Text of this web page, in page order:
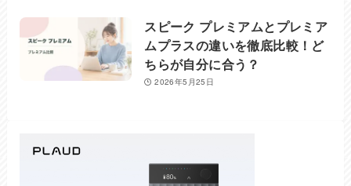
スピーク プレミアムとプレミア
ムプラスの違いを徹底比較！ど
ちらが自分に合う？
2026年5月25日